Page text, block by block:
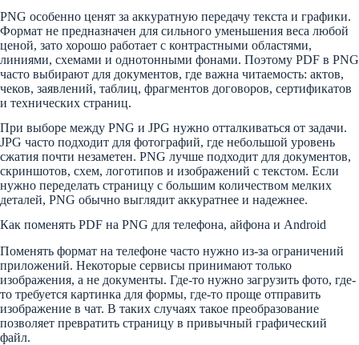
PNG особенно ценят за аккуратную передачу текста и графики.
Формат не предназначен для сильного уменьшения веса любой
ценой, зато хорошо работает с контрастными областями,
линиями, схемами и однотонными фонами. Поэтому PDF в PNG
часто выбирают для документов, где важна читаемость: актов,
чеков, заявлений, таблиц, фрагментов договоров, сертификатов
и технических страниц.
При выборе между PNG и JPG нужно отталкиваться от задачи.
JPG часто подходит для фотографий, где небольшой уровень
сжатия почти незаметен. PNG лучше подходит для документов,
скриншотов, схем, логотипов и изображений с текстом. Если
нужно переделать страницу с большим количеством мелких
деталей, PNG обычно выглядит аккуратнее и надежнее.
Как поменять PDF на PNG для телефона, айфона и Android
Поменять формат на телефоне часто нужно из-за ограничений
приложений. Некоторые сервисы принимают только
изображения, а не документы. Где-то нужно загрузить фото, где-
то требуется картинка для формы, где-то проще отправить
изображение в чат. В таких случаях такое преобразование
позволяет превратить страницу в привычный графический
файл.